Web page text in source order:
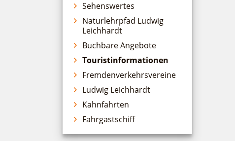
Sehenswertes
Naturlehrpfad Ludwig
Leichhardt
Buchbare Angebote
Touristinformationen
Fremdenverkehrsvereine
Ludwig Leichhardt
Kahnfahrten
Fahrgastschiff